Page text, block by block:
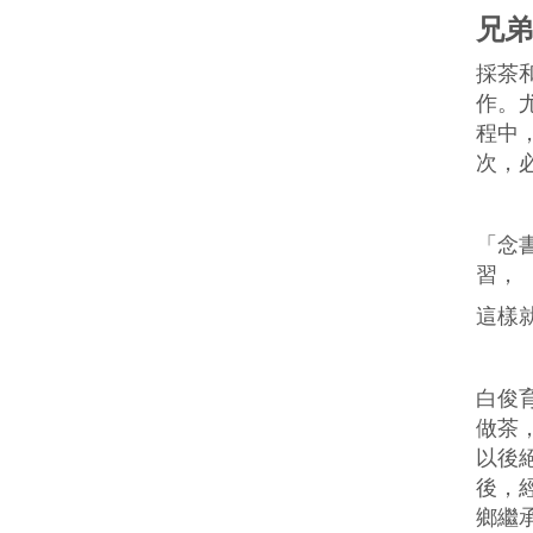
兄
採茶
作。
程中
次，
「
習，
這樣
白俊
做茶
以後
後，
鄉繼